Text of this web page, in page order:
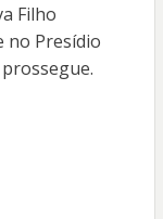
Filho
no Presídio